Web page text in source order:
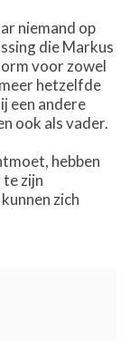
niemand op
die Markus
voor zowel
hetzelfde
een andere
ook als vader.
hebben
zijn
zich